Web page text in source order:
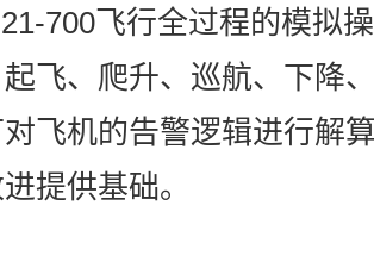
700飞行全过程的模拟
飞、爬升、巡航、下降
飞机的告警逻辑进行解
提供基础。